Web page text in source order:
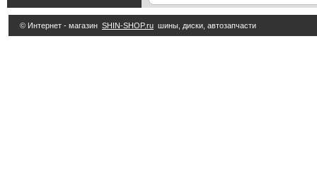
© Интернет - магазин SHIN-SHOP.ru шины, диски, автозапчасти